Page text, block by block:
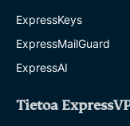
ExpressKeys
ExpressMailGuard
ExpressAI
Tietoa